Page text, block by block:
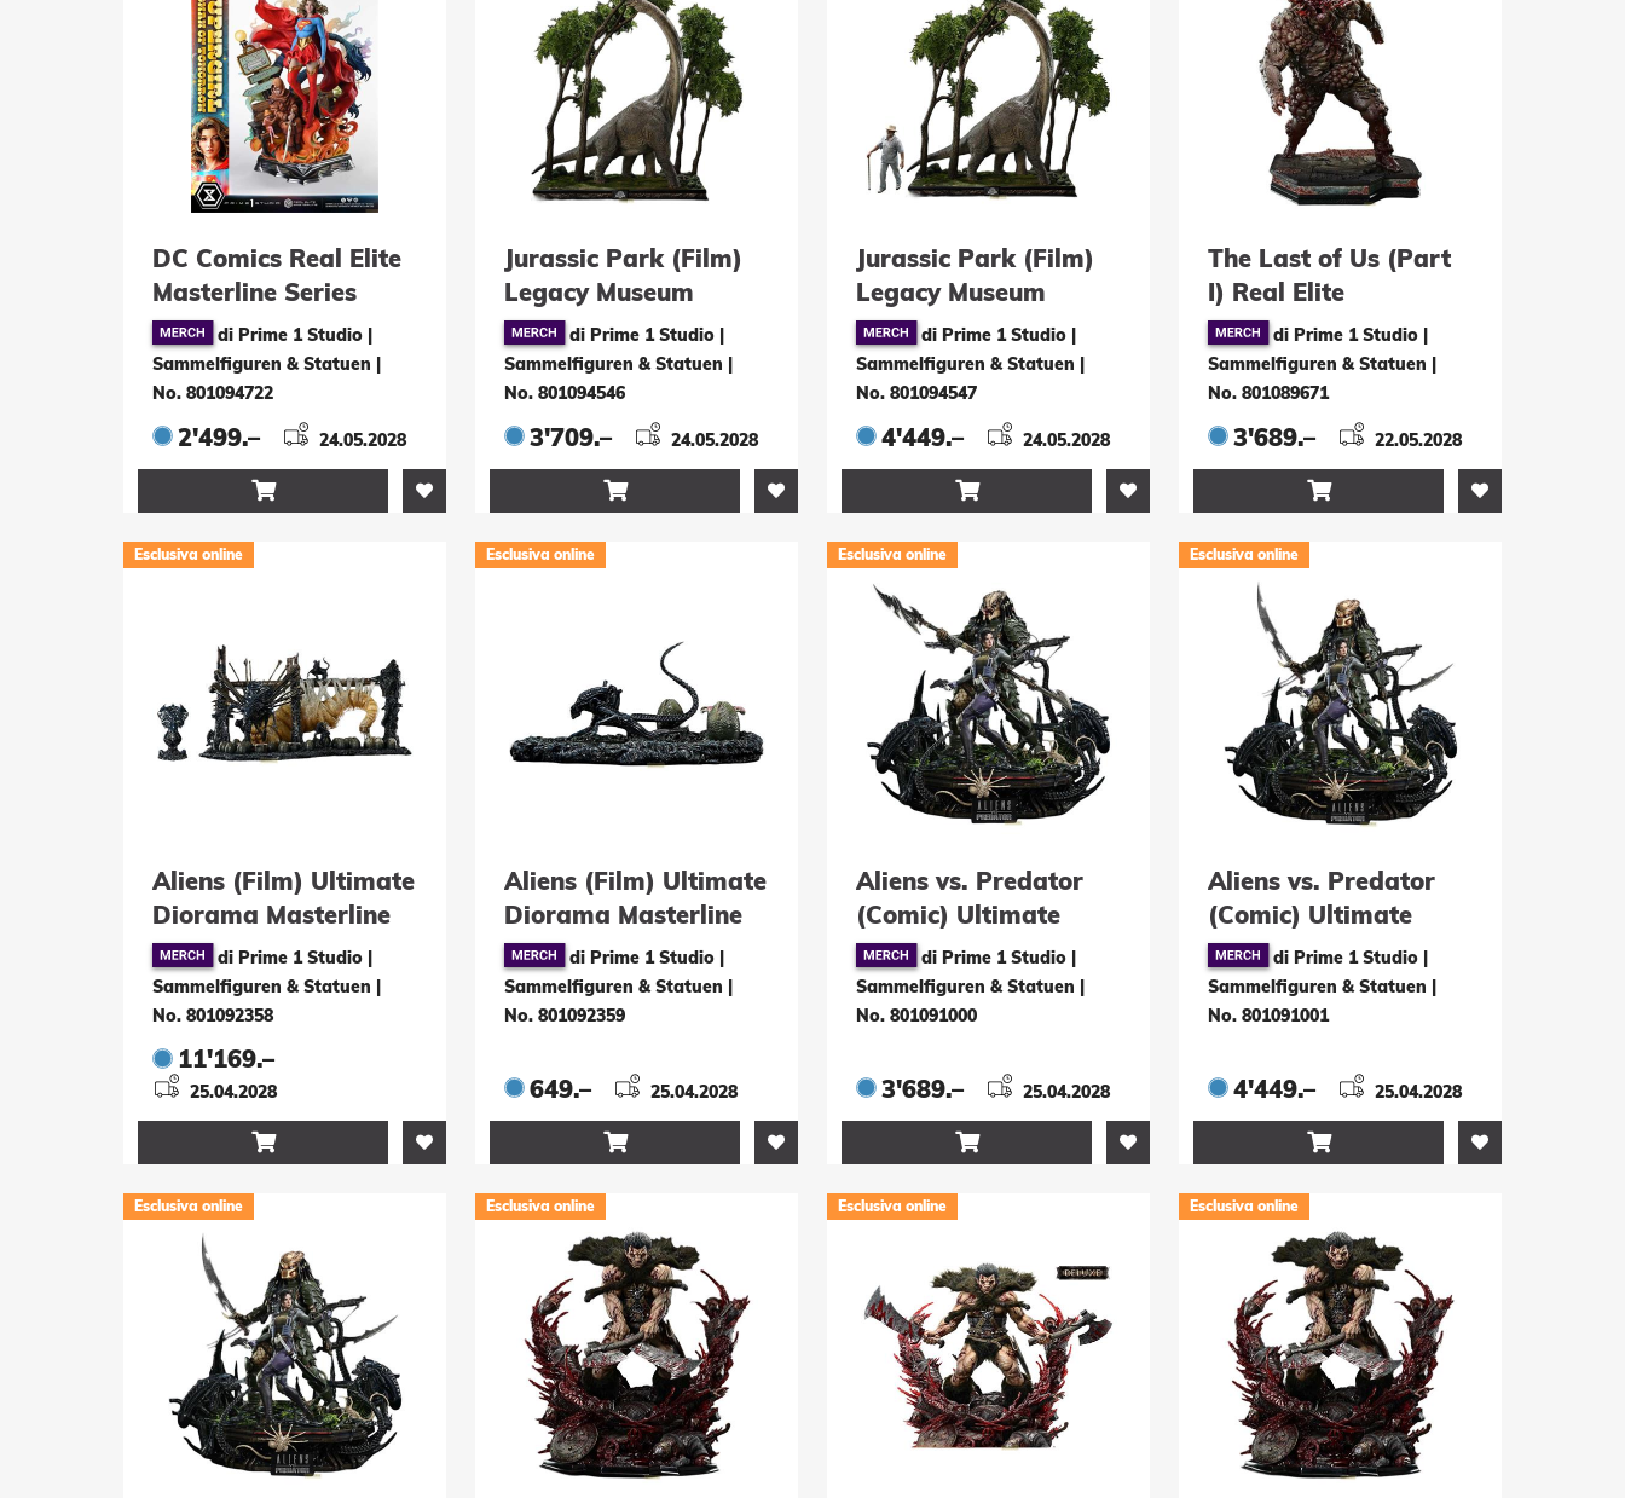
DC Comics Real Elite
Masterline Series
Statue 1/4 Supergirl
Woman of Tomorrow
Bonus Version 63 cm
di Prime 1 Studio |
Sammelfiguren & Statuen |
No. 801094722
2'499.– 24.05.2028

Jurassic Park (Film)
Legacy Museum
Collection Statue 1/15
Brachiosaurus 128 cm
di Prime 1 Studio |
Sammelfiguren & Statuen |
No. 801094546
3'709.– 24.05.2028

Jurassic Park (Film)
Legacy Museum
Collection Statue 1/15
Brachiosaurus Bonus
Version 128 cm
di Prime 1 Studio |
Sammelfiguren & Statuen |
No. 801094547
4'449.– 24.05.2028

The Last of Us (Part
I) Real Elite
Masterline Statue 1/4
Bloater Ultimate
Bonus Version 65 cm
di Prime 1 Studio |
Sammelfiguren & Statuen |
No. 801089671
3'689.– 22.05.2028

Esclusiva online
Aliens (Film) Ultimate
Diorama Masterline
Statue Queen Alien 75
cm
di Prime 1 Studio |
Sammelfiguren & Statuen |
No. 801092358
11'169.–
25.04.2028

Esclusiva online
Aliens (Film) Ultimate
Diorama Masterline
Statue Warrior
Xenomorph for Queen
Alien 23 cm
di Prime 1 Studio |
Sammelfiguren & Statuen |
No. 801092359
649.– 25.04.2028

Esclusiva online
Aliens vs. Predator
(Comic) Ultimate
Premium Masterline
Statue 1/4 Machiko &
Broken Tusk Predator
di Prime 1 Studio |
Sammelfiguren & Statuen |
No. 801091000
3'689.– 25.04.2028

Esclusiva online
Aliens vs. Predator
(Comic) Ultimate
Premium Masterline
Statue 1/4 Machiko &
Broken Tusk Predator
di Prime 1 Studio |
Sammelfiguren & Statuen |
No. 801091001
4'449.– 25.04.2028

Esclusiva online Esclusiva online Esclusiva online Esclusiva online